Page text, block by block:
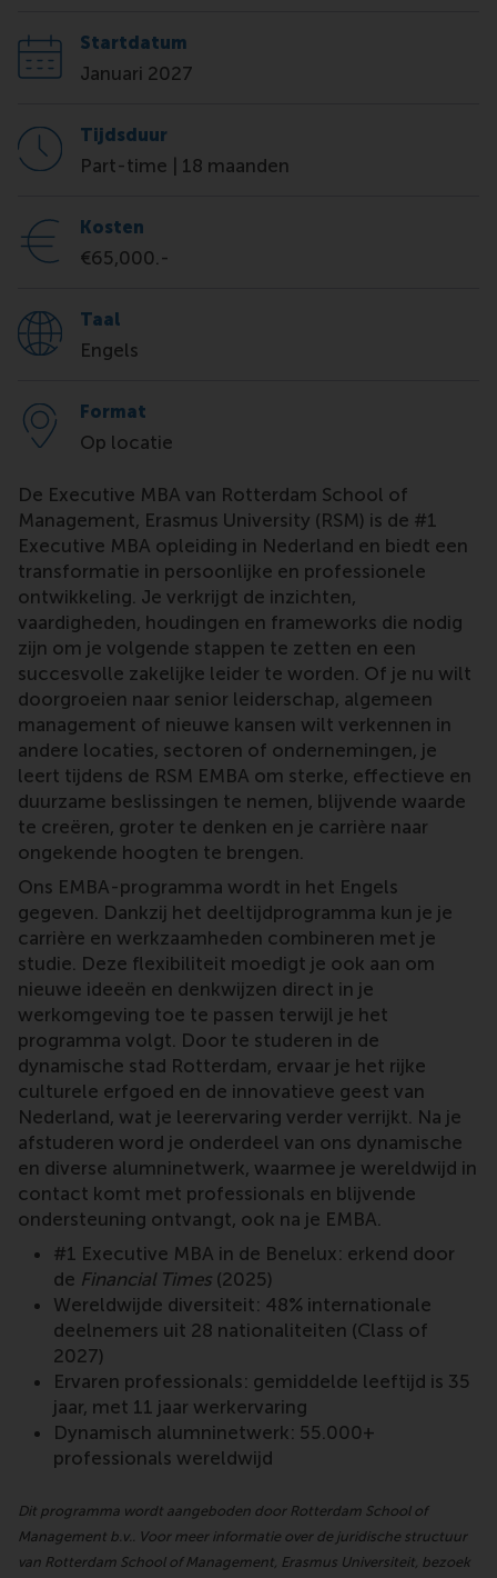
Startdatum
Januari 2027
Tijdsduur
Part-time | 18 maanden
Kosten
€65,000.-
Taal
Engels
Format
Op locatie
De Executive MBA van Rotterdam School of
Management, Erasmus University (RSM) is de #1
Executive MBA opleiding in Nederland en biedt een
transformatie in persoonlijke en professionele
ontwikkeling. Je verkrijgt de inzichten,
vaardigheden, houdingen en frameworks die nodig
zijn om je volgende stappen te zetten en een
succesvolle zakelijke leider te worden. Of je nu wilt
doorgroeien naar senior leiderschap, algemeen
management of nieuwe kansen wilt verkennen in
andere locaties, sectoren of ondernemingen, je
leert tijdens de RSM EMBA om sterke, effectieve en
duurzame beslissingen te nemen, blijvende waarde
te creëren, groter te denken en je carrière naar
ongekende hoogten te brengen.
Ons EMBA-programma wordt in het Engels
gegeven. Dankzij het deeltijdprogramma kun je je
carrière en werkzaamheden combineren met je
studie. Deze flexibiliteit moedigt je ook aan om
nieuwe ideeën en denkwijzen direct in je
werkomgeving toe te passen terwijl je het
programma volgt. Door te studeren in de
dynamische stad Rotterdam, ervaar je het rijke
culturele erfgoed en de innovatieve geest van
Nederland, wat je leerervaring verder verrijkt. Na je
afstuderen word je onderdeel van ons dynamische
en diverse alumninetwerk, waarmee je wereldwijd in
contact komt met professionals en blijvende
ondersteuning ontvangt, ook na je EMBA.
#1 Executive MBA in de Benelux: erkend door
de Financial Times (2025)
Wereldwijde diversiteit: 48% internationale
deelnemers uit 28 nationaliteiten (Class of
2027)
Ervaren professionals: gemiddelde leeftijd is 35
jaar, met 11 jaar werkervaring
Dynamisch alumninetwerk: 55.000+
professionals wereldwijd
Dit programma wordt aangeboden door Rotterdam School of
Management b.v.. Voor meer informatie over de juridische structuur
van Rotterdam School of Management, Erasmus Universiteit, bezoek